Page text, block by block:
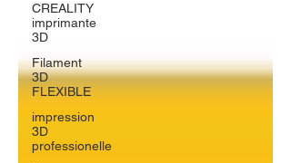
CREALITY
imprimante
3D
Filament
3D
FLEXIBLE
impression
3D
professionelle